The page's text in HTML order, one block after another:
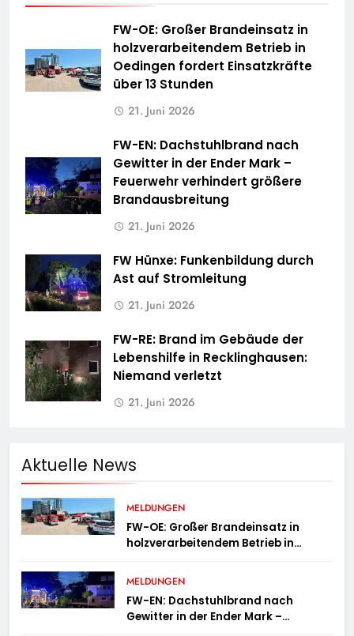
FW-OE: Großer Brandeinsatz in
holzverarbeitendem Betrieb in
Oedingen fordert Einsatzkräfte
über 13 Stunden
21. Juni 2026
FW-EN: Dachstuhlbrand nach
Gewitter in der Ender Mark –
Feuerwehr verhindert größere
Brandausbreitung
21. Juni 2026
FW Hünxe: Funkenbildung durch
Ast auf Stromleitung
21. Juni 2026
FW-RE: Brand im Gebäude der
Lebenshilfe in Recklinghausen:
Niemand verletzt
21. Juni 2026
Aktuelle News
MELDUNGEN
FW-OE: Großer Brandeinsatz in
holzverarbeitendem Betrieb in
13 Stunden
MELDUNGEN
FW-EN: Dachstuhlbrand nach
Gewitter in der Ender Mark –